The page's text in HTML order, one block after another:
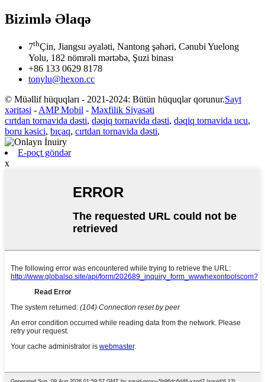
Bizimlə Əlaqə
7thÇin, Jiangsu əyaləti, Nantong şəhəri, Cənubi Yuelong
Yolu, 182 nömrəli mərtəbə, Şuzi binası
+86 133 0629 8178
tonylu@hexon.cc
© Müəllif hüquqları - 2021-2024: Bütün hüquqlar qorunur.Sayt
xəritəsi - AMP Mobil - Məxfilik Siyasəti
cırtdan tornavida dəsti, dəqiq tornavida dəsti, dəqiq tornavida ucu,
boru kəsici, bıçaq, cırtdan tornavida dəsti,
E-poçt göndər
x